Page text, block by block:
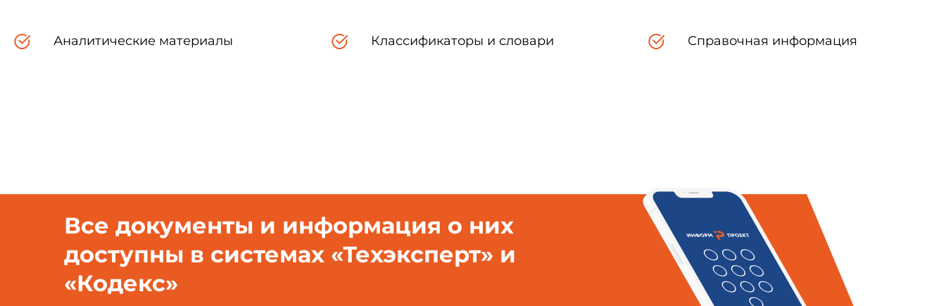
1. Область применения
Настоящий руководящий документ предназначен для использования представителями государственных органов,
осуществляющих регулирование в области производства, распространения и эксплуатации информационных технологий и
информационных ресурсов, другими потребителями результатов мониторинга информатизации России и для юридических лиц -
Аналитические материалы Классификаторы и словари Справочная информация
Все документы и информация о них
доступны в системах «Техэксперт» и
«Кодекс»